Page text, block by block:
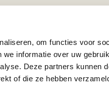
om functies voor
informatie over uw
Deze partners kunnen
of die ze hebben
Preventie & detectie
Alle onderdelen